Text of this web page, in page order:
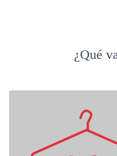
¿Qué